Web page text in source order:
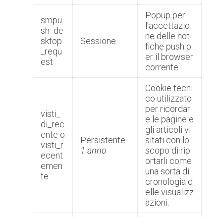
smpu
sh_de
sktop
_requ
est
Sessione
Popup per
l'accettazio
ne delle noti
fiche push p
er il browser
corrente
visti_
di_rec
ente o
visti_r
ecent
emen
te
Persistente
1 anno
Cookie tecni
co utilizzato
per ricordar
e le pagine e
gli articoli vi
sitati con lo
scopo di rip
ortarli come
una sorta di
cronologia d
elle visualizz
azioni.